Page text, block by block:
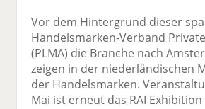
Vor dem Hintergrund dieser
Handelsmarken-Verband
(PLMA) die Branche nach
zeigen in der niederländischen
der Handelsmarken.
Mai ist erneut das RAI Exhibition